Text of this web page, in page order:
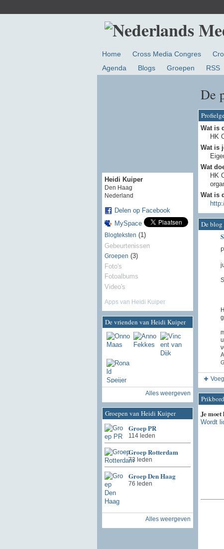
Home Cross Media Congres
Agenda
Blogs Groepen RSS
Heidi Kuiper
Den Haag
Nederland
Delen op Facebook
MySpace
Blogteksten (1)
Gebeurtenissen
Groepen (3)
Foto's
Fotoalbums
Video's
Apps van Heidi Kuiper
De vrienden van Heidi Kuiper
Alles weergeven
Groepen van Heidi Kuiper
Groep PR
114 leden
Groep Rotterdam
73 leden
Groep Den Haag
76 leden
Alles weergeven
De
Wat is
HK
Wat is
Wat
HK
Wat is
De
Je
Wordt